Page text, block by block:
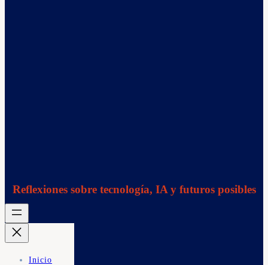
Reflexiones sobre tecnología, IA y futuros posibles
Inicio